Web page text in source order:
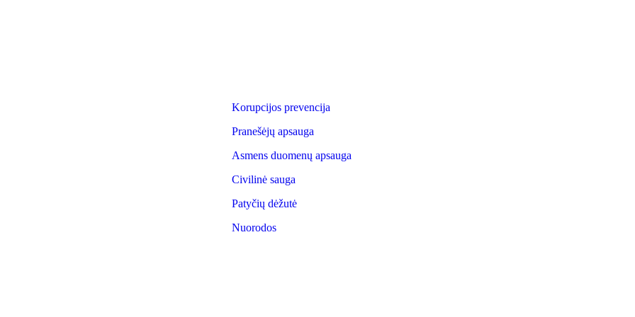
Korupcijos prevencija
Pranešėjų apsauga
Asmens duomenų apsauga
Civilinė sauga
Patyčių dėžutė
Nuorodos